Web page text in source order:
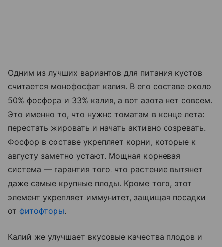
Одним из лучших вариантов для питания кустов
считается монофосфат калия. В его составе около
50% фосфора и 33% калия, а вот азота нет совсем.
Это именно то, что нужно томатам в конце лета:
перестать жировать и начать активно созревать.
Фосфор в составе укрепляет корни, которые к
августу заметно устают. Мощная корневая
система — гарантия того, что растение вытянет
даже самые крупные плоды. Кроме того, этот
элемент укрепляет иммунитет, защищая посадки
от фитофторы.
Калий же улучшает вкусовые качества плодов и